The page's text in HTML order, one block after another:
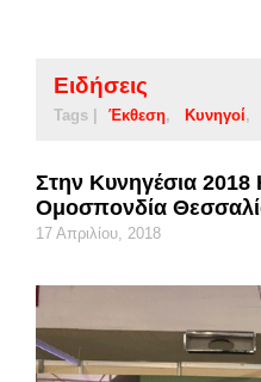
Ειδήσεις
Tags | Έκθεση Κυνηγοί
Στην Κυνηγέσια 2018
Ομοσπονδία
17 Απριλίου, 2018